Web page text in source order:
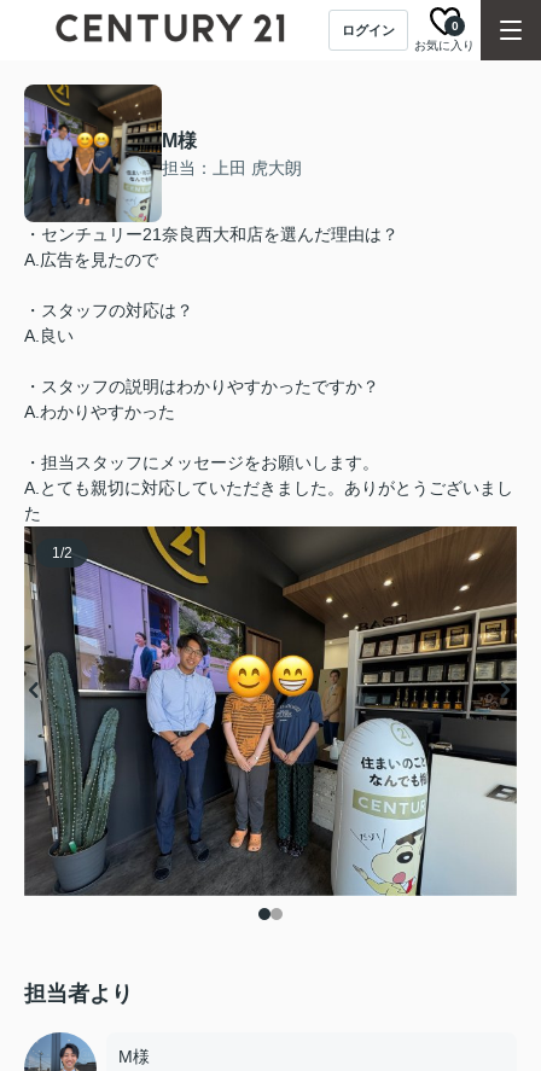
ログイン
お気に入り
0
M様
担当：上田 虎大朗
・センチュリー21奈良西大和店を選んだ理由は？
A.広告を見たので
・スタッフの対応は？
A.良い
・スタッフの説明はわかりやすかったですか？
A.わかりやすかった
・担当スタッフにメッセージをお願いします。
A.とても親切に対応していただきました。ありがとうございまし
た
1/2
担当者より
M様